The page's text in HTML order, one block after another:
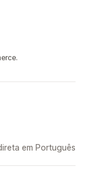
em Português